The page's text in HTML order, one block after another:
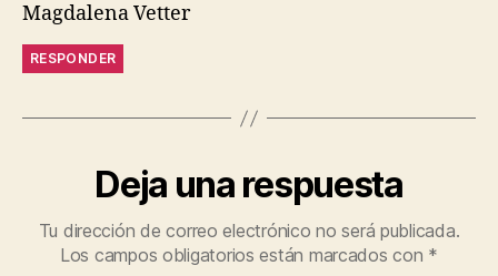
Magdalena Vetter
RESPONDER
Deja una respuesta
Tu dirección de correo electrónico no será publicada.
Los campos obligatorios están marcados con *